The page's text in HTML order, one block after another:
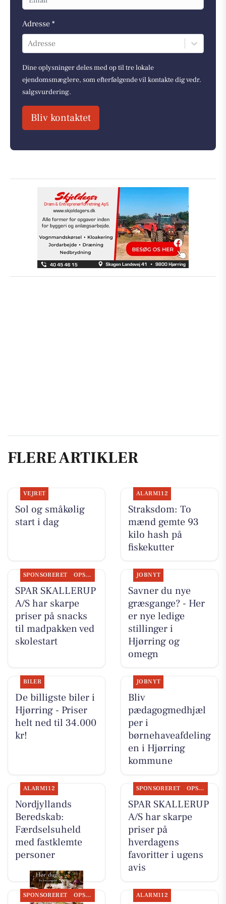
Adresse *
Adresse
Dine oplysninger deles med op til tre lokale
ejendomsmæglere, som efterfølgende vil kontakte dig vedr.
salgsvurdering.
Bliv kontaktet
FLERE ARTIKLER
VEJRET
Sol og småkølig
start i dag
ALARM112
Straksdom: To
mænd gemte 93
kilo hash på
fiskekutter
SPONSORERET OPSLAGSTAVLEN
SPAR SKALLERUP
A/S har skarpe
priser på snacks
til madpakken ved
skolestart
JOBNYT
Savner du nye
græsgange? - Her
er nye ledige
stillinger i
Hjørring og
omegn
BILER
De billigste biler i
Hjørring - Priser
helt ned til 34.000
kr!
JOBNYT
Bliv
pædagogmedhjæl
per i
børnehaveafdeling
en i Hjørring
kommune
ALARM112
Nordjyllands
Beredskab:
Færdselsuheld
med fastklemte
personer
SPONSORERET OPSLAGSTAVLEN
SPAR SKALLERUP
A/S har skarpe
priser på
hverdagens
favoritter i ugens
avis
SPONSORERET OPSLAGSTAVLEN ALARM112